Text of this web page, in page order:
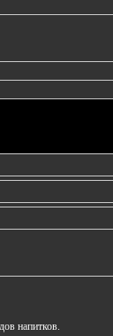
напитков.